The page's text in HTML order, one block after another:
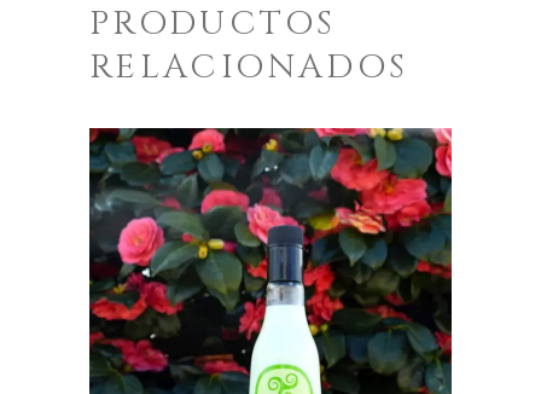
PRODUCTOS
RELACIONADOS